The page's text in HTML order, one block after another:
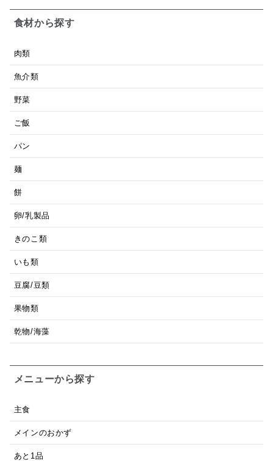
食材から探す
肉類
魚介類
野菜
ご飯
パン
麺
餅
卵/乳製品
きのこ類
いも類
豆腐/豆類
果物類
乾物/海藻
メニューから探す
主食
メインのおかず
あと1品